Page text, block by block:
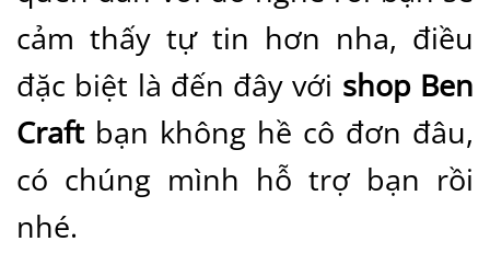
cảm thấy tự tin hơn nha, điều
đặc biệt là đến đây với shop Ben
Craftbạn không hề cô đơn đâu,
có chúng mình hỗ trợ bạn rồi
nhé.